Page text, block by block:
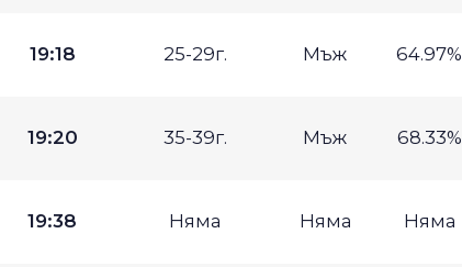
19:18 25-29г. Мъж 64.97%
19:20 35-39г. Мъж 68.33%
19:38 Няма Няма Няма